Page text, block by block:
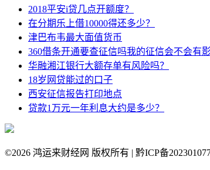
2018平安i贷几点开额度？
在分期乐上借10000得还多少？
津巴布韦最大面值货币
360借条开通要查征信吗我的征信会不会有
华融湘江银行大额存单有风险吗？
18岁网贷能过的口子
西安征信报告打印地点
贷款1万元一年利息大约是多少？
©2026 鸿运来财经网 版权所有 | 黔ICP备